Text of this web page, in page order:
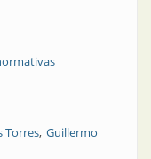
Torres Guillermo